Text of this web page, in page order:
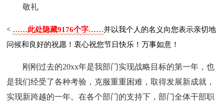
敬礼
< ……此处隐藏9176个字……并以我个人的名义向您表示亲切地
问候和良好的祝愿！衷心祝您节日快乐！万事如意！
刚刚过去的20xx年是我部门实现战略目标的第一年，也
是我们经受了各种考验，克服重重困难，取得发展新成就，
实现新跨越的一年。在各个部门的支持下，部门全体干部职